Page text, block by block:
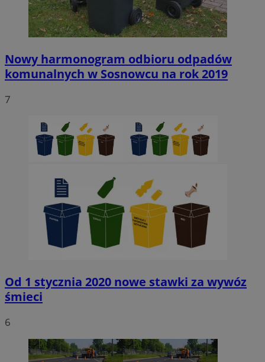
Nowy harmonogram odbioru odpadów
komunalnych w Sosnowcu na rok 2019
7
Od 1 stycznia 2020 nowe stawki za wywóz
śmieci
6
SessID
sosnowiecki.pl
euds .rfihub.com
Google Privacy Policy